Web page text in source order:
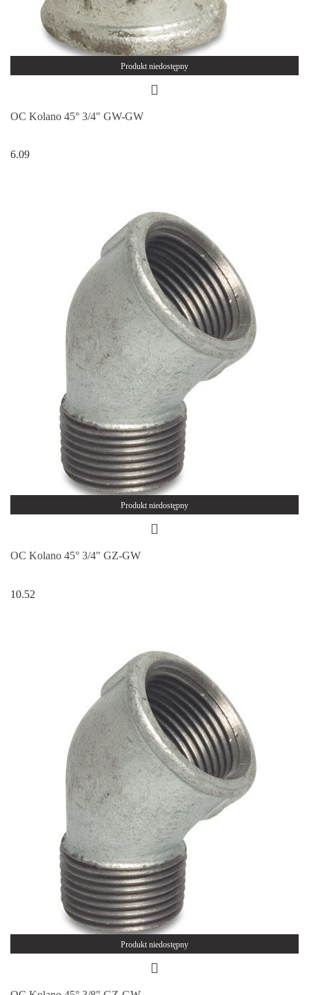
Produkt niedostępny
OC Kolano 45° 3/4" GW-GW
6.09
Produkt niedostępny
OC Kolano 45° 3/4" GZ-GW
10.52
Produkt niedostępny